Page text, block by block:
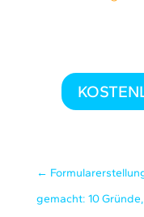
←
gemacht: 10 Gründe,